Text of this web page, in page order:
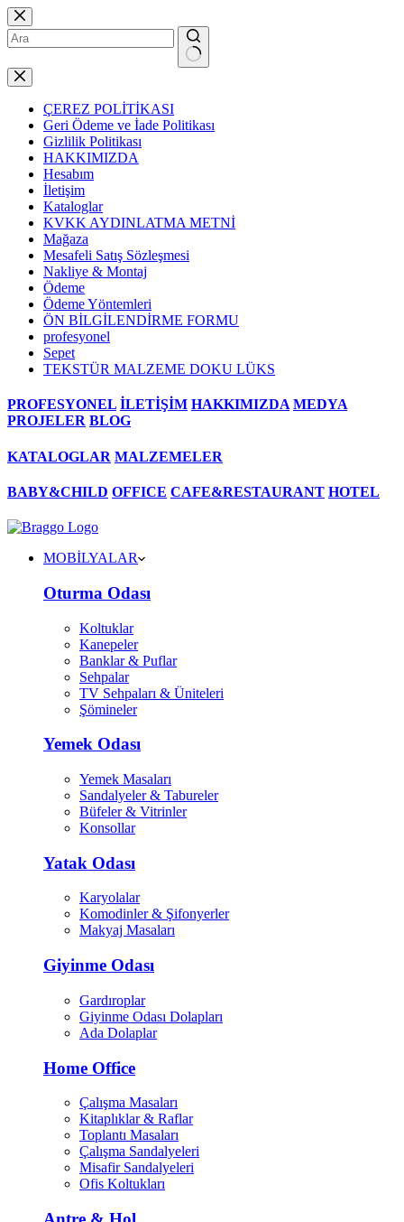
Skip
to
content
No
results
ÇEREZ POLİTİKASI
Geri Ödeme ve İade Politikası
Gizlilik Politikası
HAKKIMIZDA
Hesabım
İletişim
Kataloglar
KVKK AYDINLATMA METNİ
Mağaza
Mesafeli Satış Sözleşmesi
Nakliye & Montaj
Ödeme
Ödeme Yöntemleri
ÖN BİLGİLENDİRME FORMU
profesyonel
Sepet
TEKSTÜR MALZEME DOKU LÜKS
PROFESYONEL İLETİŞİM HAKKIMIZDA MEDYA
PROJELER BLOG
KATALOGLAR MALZEMELER
BABY&CHILD OFFICE CAFE&RESTAURANT HOTEL
MOBİLYALAR
Oturma Odası
Koltuklar
Kanepeler
Banklar & Puflar
Sehpalar
TV Sehpaları & Üniteleri
Şömineler
Yemek Odası
Yemek Masaları
Sandalyeler & Tabureler
Büfeler & Vitrinler
Konsollar
Yatak Odası
Karyolalar
Komodinler & Şifonyerler
Makyaj Masaları
Giyinme Odası
Gardıroplar
Giyinme Odası Dolapları
Ada Dolaplar
Home Office
Çalışma Masaları
Kitaplıklar & Raflar
Toplantı Masaları
Çalışma Sandalyeleri
Misafir Sandalyeleri
Ofis Koltukları